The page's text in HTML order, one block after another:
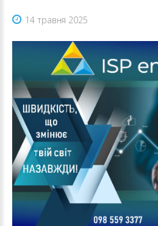
14 травня 2025